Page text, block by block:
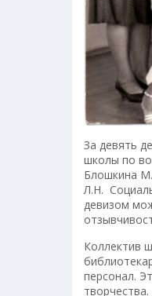
За девять
школы по
Блошкина
Л.Н.
девизом
Коллектив
персонал.